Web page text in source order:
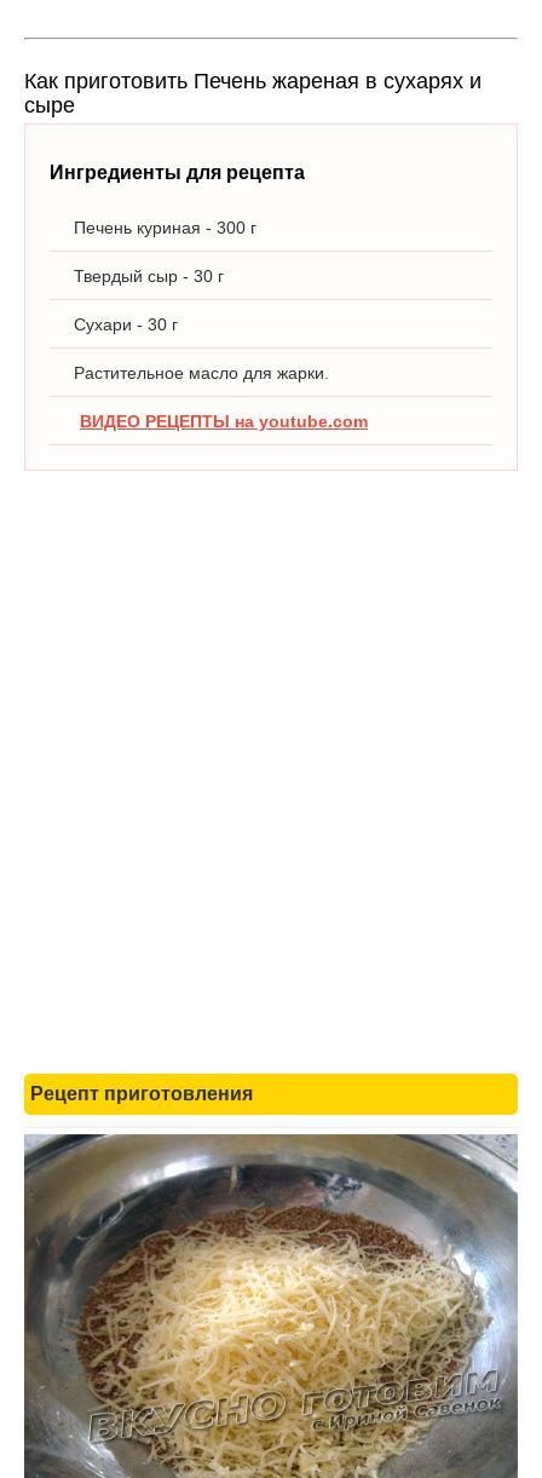
Как приготовить Печень жареная в сухарях и
сыре
Ингредиенты для рецепта
Печень куриная - 300 г
Твердый сыр - 30 г
Сухари - 30 г
Растительное масло для жарки.
ВИДЕО РЕЦЕПТЫ на youtube.com
Рецепт приготовления